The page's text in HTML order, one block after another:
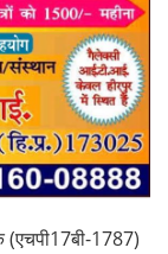
(एचपी17बी-1787)